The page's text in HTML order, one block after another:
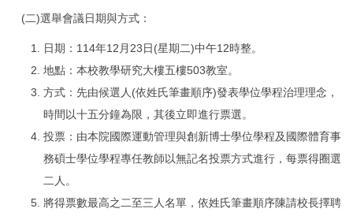
(二)選舉會議日期與方式：
日期：114年12月23日(星期二)中午12時整。
地點：本校教學研究大樓五樓503教室。
方式：先由候選人(依姓氏筆畫順序)發表學位學程治理理念，
時間以十五分鐘為限，其後立即進行票選。
投票：由本院國際運動管理與創新博士學位學程及國際體育事
務碩士學位學程專任教師以無記名投票方式進行，每票得圈選
二人。
將得票數最高之二至三人名單，依姓氏筆畫順序陳請校長擇聘